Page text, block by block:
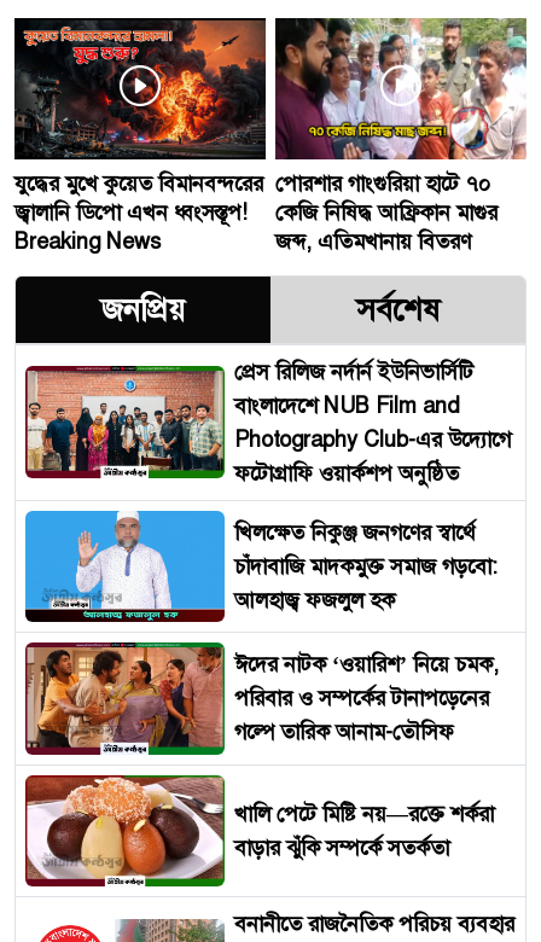
যুদ্ধের মুখে কুয়েত বিমানবন্দরের
জ্বালানি ডিপো এখন ধ্বংসস্তূপ!
Breaking News
পোরশার গাংগুরিয়া হাটে ৭০
কেজি নিষিদ্ধ আফ্রিকান মাগুর
জব্দ, এতিমখানায় বিতরণ
জনপ্রিয় সর্বশেষ
প্রেস রিলিজ নর্দার্ন ইউনিভার্সিটি
বাংলাদেশে NUB Film and
Photography Club-এর উদ্যোগে
ফটোগ্রাফি ওয়ার্কশপ অনুষ্ঠিত
খিলক্ষেত নিকুঞ্জ জনগণের স্বার্থে
চাঁদাবাজি মাদকমুক্ত সমাজ গড়বো:
আলহাজ্ব ফজলুল হক
ঈদের নাটক ‘ওয়ারিশ’ নিয়ে চমক,
পরিবার ও সম্পর্কের টানাপড়েনের
গল্পে তারিক আনাম-তৌসিফ
খালি পেটে মিষ্টি নয়—রক্তে শর্করা
বাড়ার ঝুঁকি সম্পর্কে সতর্কতা
বনানীতে রাজনৈতিক পরিচয় ব্যবহার